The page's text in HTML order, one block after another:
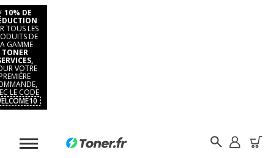
10% DE
TOUS LES
DE
GAMME
TONER
VOTRE
LE CODE